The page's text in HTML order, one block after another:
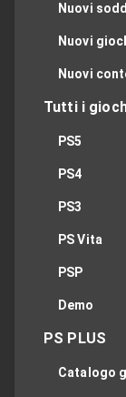
Nuovi
Nuovi
Nuovi
Tutti i
PS5
PS4
PS3
PS Vita
PSP
Demo
PS PLUS
Catalogo